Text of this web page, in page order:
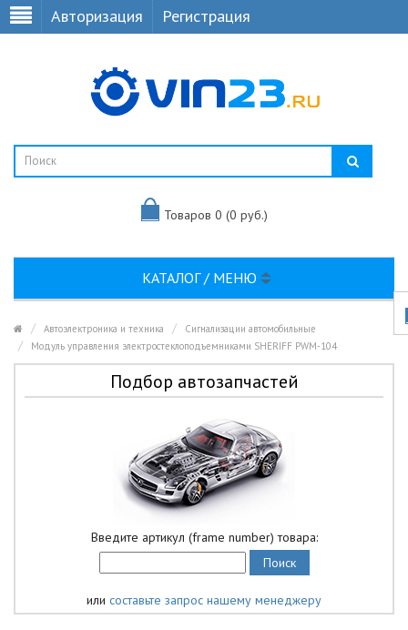
Авторизация Регистрация
Товаров 0 (0 руб.)
КАТАЛОГ / МЕНЮ
Автоэлектроника и техника
Сигнализации автомобильные
Модуль управления электростеклоподъемниками SHERIFF PWM-104
Подбор автозапчастей
Введите артикул (frame number) товара:
или составьте запрос нашему менеджеру